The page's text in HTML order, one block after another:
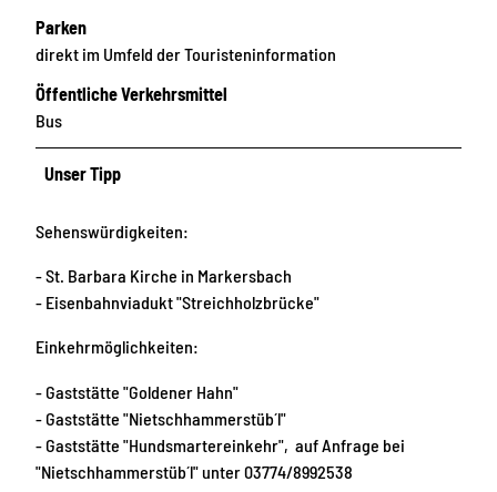
Parken
direkt im Umfeld der Touristeninformation
Öffentliche Verkehrsmittel
Bus
Unser Tipp
Sehenswürdigkeiten:
- St. Barbara Kirche in Markersbach
- Eisenbahnviadukt "Streichholzbrücke"
Einkehrmöglichkeiten:
- Gaststätte "Goldener Hahn"
- Gaststätte "Nietschhammerstüb´l"
- Gaststätte "Hundsmartereinkehr", auf Anfrage bei
"Nietschhammerstüb´l" unter 03774/8992538